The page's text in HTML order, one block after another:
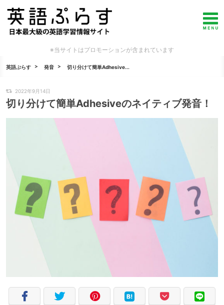
※当サイトはプロモーションが含まれています
英語ぷらす 発音 切り分けて簡単Adhesive...
2022年9月14日
切り分けて簡単Adhesiveのネイティブ発音！